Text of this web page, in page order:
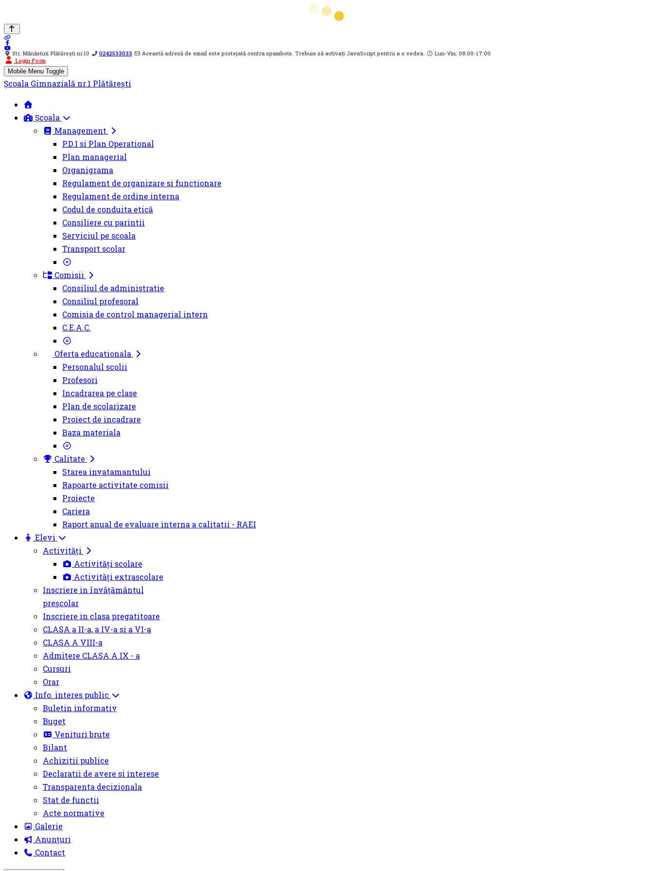
Str. Mănăstirii Plătărești nr.10 0242533033 Această adresă de email este protejată contra spambots. Trebuie să activați JavaScript pentru a o vedea.
Lun-Vin: 08:00-17:00
Login Form
Mobile Menu Toggle
Şcoala Gimnazială nr.1 Plătărești
Școala
Management
P.D.I si Plan Operational
Plan managerial
Organigrama
Regulament de organizare si functionare
Regulament de ordine interna
Codul de conduita etică
Consiliere cu parintii
Serviciul pe scoala
Transport scolar
Comisii
Consiliul de administratie
Consiliul profesoral
Comisia de control managerial intern
C.E.A.C.
Oferta educationala
Personalul scolii
Profesori
Incadrarea pe clase
Plan de scolarizare
Proiect de incadrare
Baza materiala
Calitate
Starea invatamantului
Rapoarte activitate comisii
Proiecte
Cariera
Raport anual de evaluare interna a calitatii - RAEI
Elevi
Activități
Activități scolare
Activități extrascolare
Inscriere in învățământul
preșcolar
Inscriere in clasa pregatitoare
CLASA a II-a, a IV-a si a VI-a
CLASA A VIII-a
Admitere CLASA A IX - a
Cursuri
Orar
Info. interes public
Buletin informativ
Buget
Venituri brute
Bilant
Achizitii publice
Declaratii de avere si interese
Transparenta decizionala
Stat de functii
Acte normative
Galerie
Anunțuri
Contact